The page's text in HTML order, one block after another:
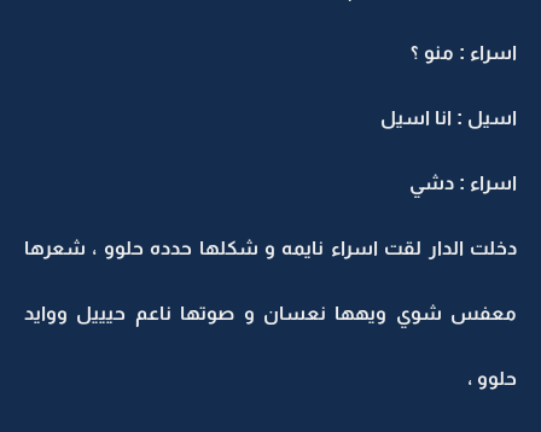
اسراء : منو ؟
اسيل : انا اسيل
اسراء : دشي
دخلت الدار لقت اسراء نايمه و شكلها حدده حلوو ، شعرها
معفس شوي ويهها نعسان و صوتها ناعم حيييل ووايد
حلوو ،